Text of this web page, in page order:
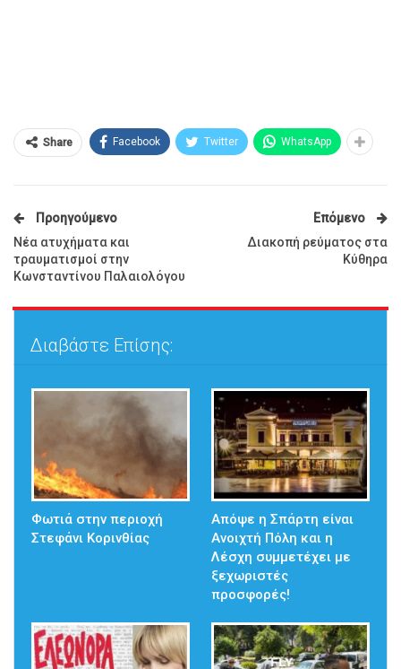
Share Facebook Twitter WhatsApp
Προηγούμενο
Νέα ατυχήματα και
τραυματισμοί στην
Κωνσταντίνου Παλαιολόγου
Επόμενο
Διακοπή ρεύματος στα
Κύθηρα
Διαβάστε Επίσης:
Φωτιά στην περιοχή
Στεφάνι Κορινθίας
Απόψε η Σπάρτη είναι
Ανοιχτή Πόλη και η
Λέσχη συμμετέχει με
ξεχωριστές
προσφορές!